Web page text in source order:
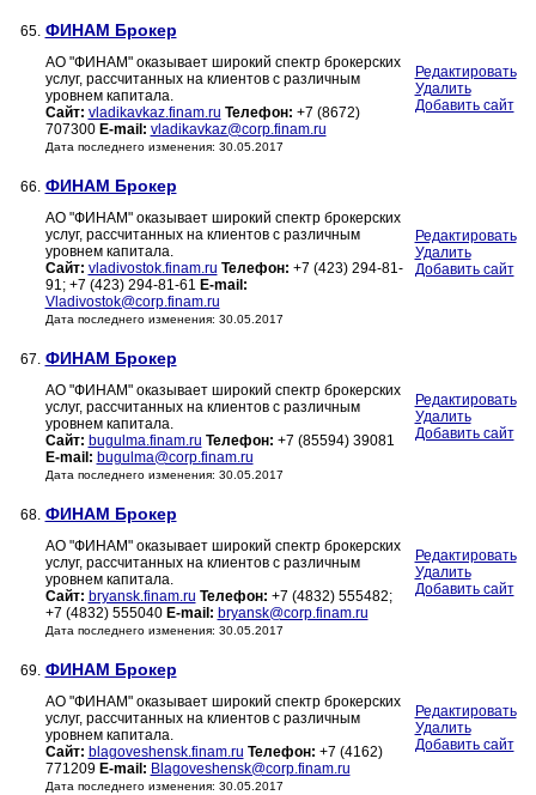
65. ФИНАМ Брокер
АО "ФИНАМ" оказывает широкий спектр брокерских
услуг, рассчитанных на клиентов с различным
уровнем капитала.
Сайт: vladikavkaz.finam.ru Телефон: +7 (8672)
707300 E-mail: vladikavkaz@corp.finam.ru
Дата последнего изменения: 30.05.2017
Редактировать
Удалить
Добавить сайт
66. ФИНАМ Брокер
АО "ФИНАМ" оказывает широкий спектр брокерских
услуг, рассчитанных на клиентов с различным
уровнем капитала.
Сайт: vladivostok.finam.ru Телефон: +7 (423) 294-81-
91; +7 (423) 294-81-61 E-mail:
Vladivostok@corp.finam.ru
Дата последнего изменения: 30.05.2017
Редактировать
Удалить
Добавить сайт
67. ФИНАМ Брокер
АО "ФИНАМ" оказывает широкий спектр брокерских
услуг, рассчитанных на клиентов с различным
уровнем капитала.
Сайт: bugulma.finam.ru Телефон: +7 (85594) 39081
E-mail: bugulma@corp.finam.ru
Дата последнего изменения: 30.05.2017
Редактировать
Удалить
Добавить сайт
68. ФИНАМ Брокер
АО "ФИНАМ" оказывает широкий спектр брокерских
услуг, рассчитанных на клиентов с различным
уровнем капитала.
Сайт: bryansk.finam.ru Телефон: +7 (4832) 555482;
+7 (4832) 555040 E-mail: bryansk@corp.finam.ru
Дата последнего изменения: 30.05.2017
Редактировать
Удалить
Добавить сайт
69. ФИНАМ Брокер
АО "ФИНАМ" оказывает широкий спектр брокерских
услуг, рассчитанных на клиентов с различным
уровнем капитала.
Сайт: blagoveshensk.finam.ru Телефон: +7 (4162)
771209 E-mail: Blagoveshensk@corp.finam.ru
Дата последнего изменения: 30.05.2017
Редактировать
Удалить
Добавить сайт